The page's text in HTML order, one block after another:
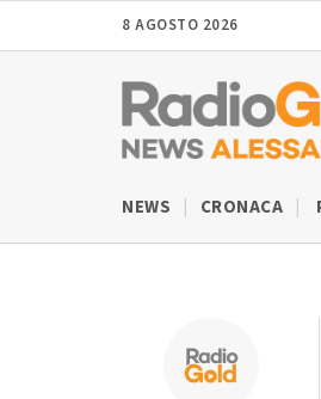
8 AGOSTO 2026
NEWS CRONACA